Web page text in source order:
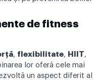
de fitness
, flexibilitate, HIIT,
lor oferă cele mai
un aspect diferit al